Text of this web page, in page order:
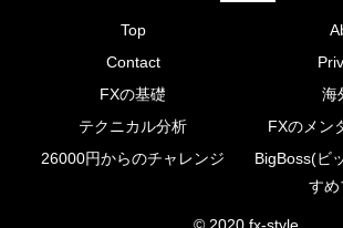
Top
Contact
FXの基礎
海
テクニカル分析
FXのメン
26000円からのチャレンジ
BigBoss(ビ
すめ